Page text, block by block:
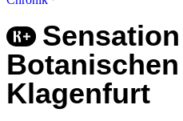
Klagenfurt